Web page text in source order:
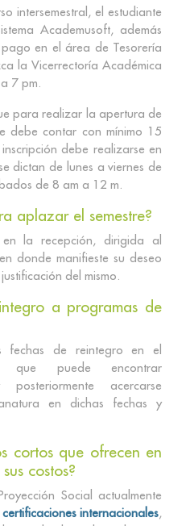
intersemestral, el estudiante
Academusoft, además
en el área de Tesorería
la Vicerrectoría Académica
7 pm.
para realizar la apertura de
debe contar con mínimo 15
debe realizarse en
dictan de lunes a viernes de
de 8 am a 12 m.
aplazar el semestre?
la recepción, dirigida al
donde manifieste su deseo
del mismo.
a programas de
de reintegro en el
que puede encontrar
acercarse
en dichas fechas y
cortos que ofrecen en
costos?
Social actualmente
certificaciones internacionales,